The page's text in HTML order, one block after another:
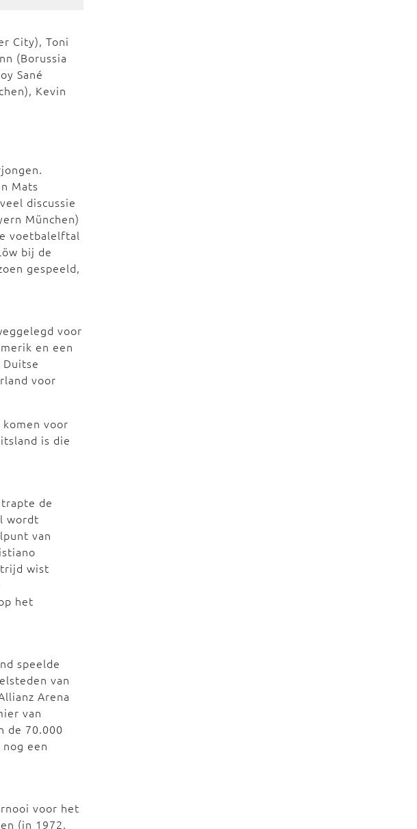
City), Toni
(Borussia
Sané
Kevin
Mats
discussie
München)
voetbalelftal
bij de
gespeeld,
voor
en een
voor
voor
is die
de
wordt
van
wist
het
speelde
van
Arena
van
de 70.000
een
voor het
(in 1972,